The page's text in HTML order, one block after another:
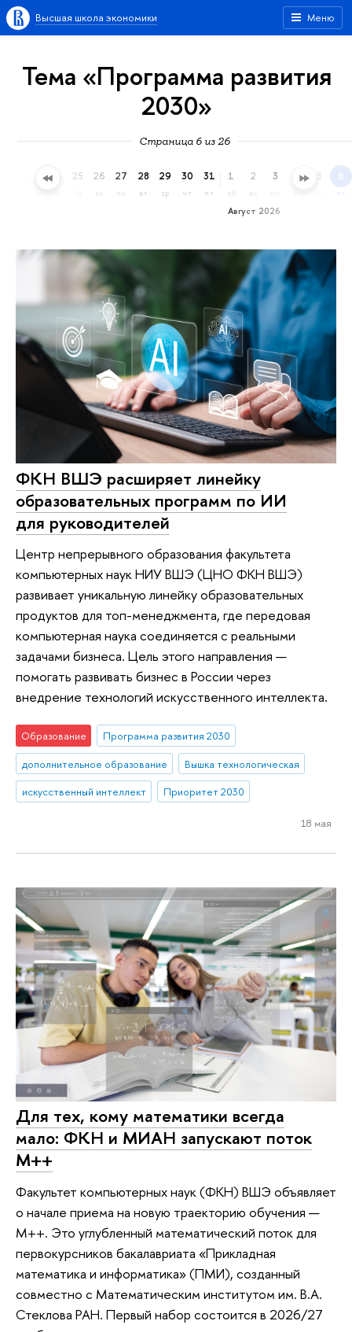
Меню
Высшая школа экономики
Тема «Программа развития
2030»
Страница 6 из 26
24 25 26 27
пн
28
вт
29
ср
30
чт
31
пт
Август 2026
1
сб
2 3 4 5 6
чт
ФКН ВШЭ расширяет линейку
образовательных программ по ИИ
для руководителей
Центр непрерывного образования факультета
компьютерных наук НИУ ВШЭ (ЦНО ФКН ВШЭ)
развивает уникальную линейку образовательных
продуктов для топ-менеджмента, где передовая
компьютерная наука соединяется с реальными
задачами бизнеса. Цель этого направления —
помогать развивать бизнес в России через
внедрение технологий искусственного интеллекта.
Образование
Программа развития 2030
дополнительное образование
Вышка технологическая
искусственный интеллект
Приоритет 2030
18 мая
Для тех, кому математики всегда
мало: ФКН и МИАН запускают поток
М++
Факультет компьютерных наук (ФКН) ВШЭ объявляет
о начале приема на новую траекторию обучения —
М++. Это углубленный математический поток для
первокурсников бакалавриата «Прикладная
математика и информатика» (ПМИ), созданный
совместно с Математическим институтом им. В.А.
Стеклова РАН. Первый набор состоится в 2026/27